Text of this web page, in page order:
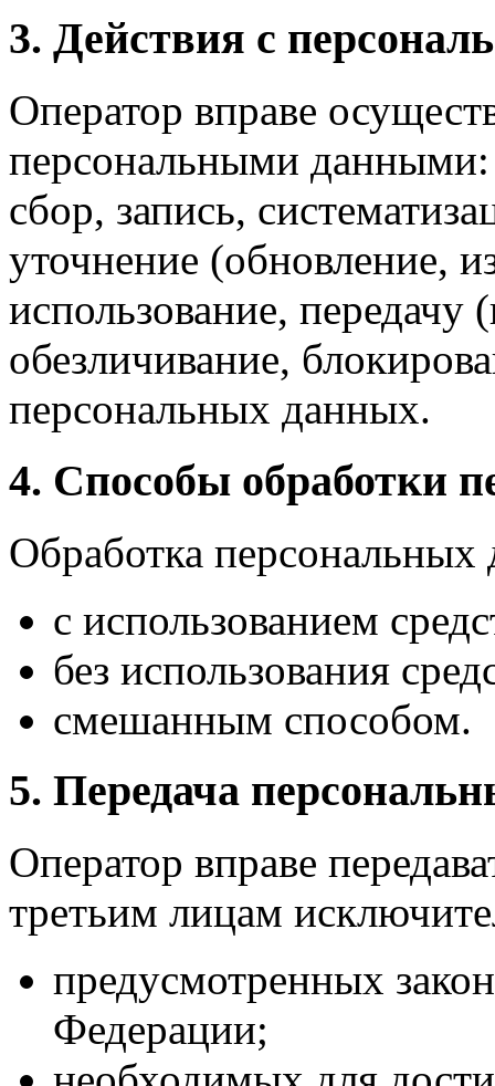
3. Действия с
Оператор вправе
персональными данными:
сбор, запись,
уточнение (обновление,
использование, передачу
обезличивание,
персональных данных.
4. Способы обработки
Обработка персональных
с использованием
без использования
смешанным способом.
5. Передача
Оператор вправе
третьим лицам
предусмотренных
Федерации;